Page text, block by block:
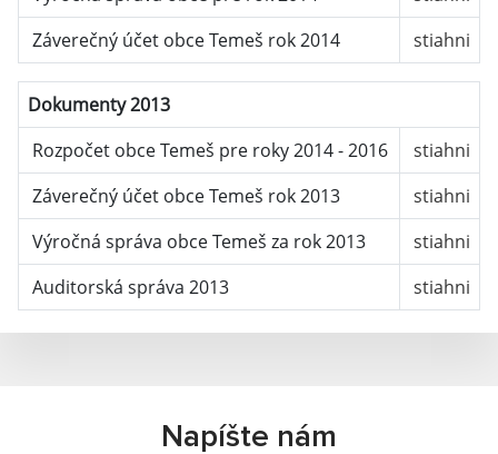
Záverečný účet obce Temeš rok 2014
stiahni
Dokumenty 2013
Rozpočet obce Temeš pre roky 2014 - 2016
stiahni
Záverečný účet obce Temeš rok 2013
stiahni
Výročná správa obce Temeš za rok 2013
stiahni
Auditorská správa 2013
stiahni
Napíšte nám